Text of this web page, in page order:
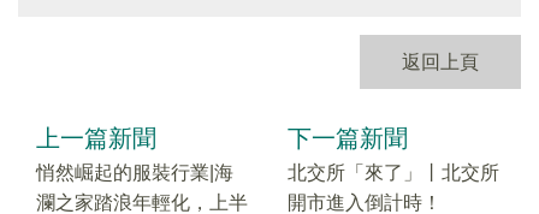
返回上頁
上一篇新聞
悄然崛起的服裝行業|海
瀾之家踏浪年輕化，上半
下一篇新聞
北交所「來了」丨北交所
開市進入倒計時！